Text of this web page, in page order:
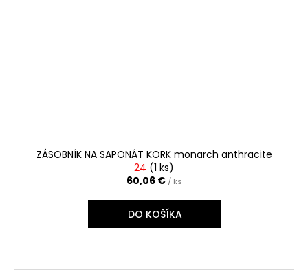
ZÁSOBNÍK NA SAPONÁT KORK monarch anthracite
24 (1 ks)
60,06 € / ks
DO KOŠÍKA